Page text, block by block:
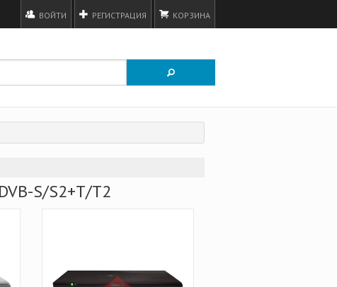
ВОЙТИ РЕГИСТРАЦИЯ КОРЗИНА
S/S2+Т/Т2